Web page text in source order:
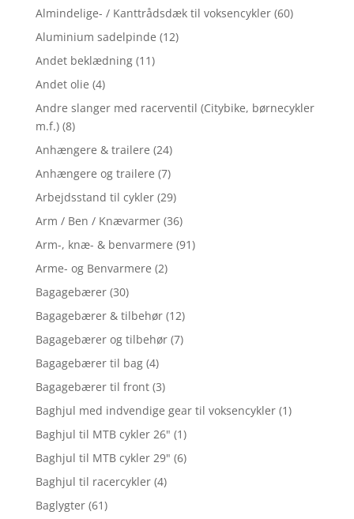
Almindelige- / Kanttrådsdæk til voksencykler (60)
Aluminium sadelpinde (12)
Andet beklædning (11)
Andet olie (4)
Andre slanger med racerventil (Citybike, børnecykler
m.f.) (8)
Anhængere & trailere (24)
Anhængere og trailere (7)
Arbejdsstand til cykler (29)
Arm / Ben / Knævarmer (36)
Arm-, knæ- & benvarmere (91)
Arme- og Benvarmere (2)
Bagagebærer (30)
Bagagebærer & tilbehør (12)
Bagagebærer og tilbehør (7)
Bagagebærer til bag (4)
Bagagebærer til front (3)
Baghjul med indvendige gear til voksencykler (1)
Baghjul til MTB cykler 26" (1)
Baghjul til MTB cykler 29" (6)
Baghjul til racercykler (4)
Baglygter (61)